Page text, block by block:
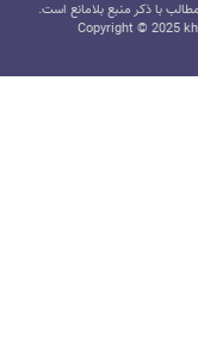
با ذکر منبع بلامانع است.
Copyright © 2025